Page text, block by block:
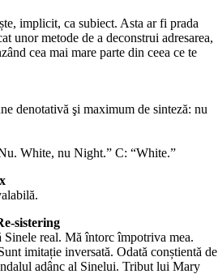
implicit, ca subiect. Asta ar fi prada
unor metode de a deconstrui adresarea,
cea mai mare parte din ceea ce te
denotativă şi maximum de sinteză: nu
White, nu Night.” C: “White.”
sistering
Sinele real. Mă întorc împotriva mea.
imitație inversată. Odată conștientă de
adânc al Sinelui. Tribut lui Mary